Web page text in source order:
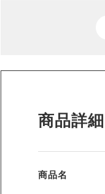
商品詳細
商品名